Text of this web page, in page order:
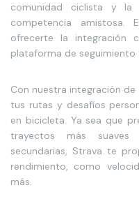
comunidad ciclista y la
competencia
ofrecerte la integración
plataforma de seguimiento
Con nuestra integración
tus rutas y desafíos
en bicicleta. Ya sea que
trayectos más
secundarias, Strava te
rendimiento, como
más.